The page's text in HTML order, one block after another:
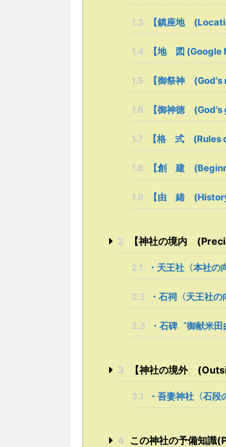
1.3 【鎮座地
1.4 【地 図 (Google
1.5 【御祭神 (God's
1.6 【御神徳 (God's
1.7 【格 式 (Rules
1.8 【創 建
1.9 【由 緒
2 【神社の境内
2.1 ・天王社〈本社の
2.2 ・石祠〈天王社の
2.3 ・石碑゛御献米
3 【神社の境外
3.1 ・吾妻神社〈石段
4 この神社の予備知